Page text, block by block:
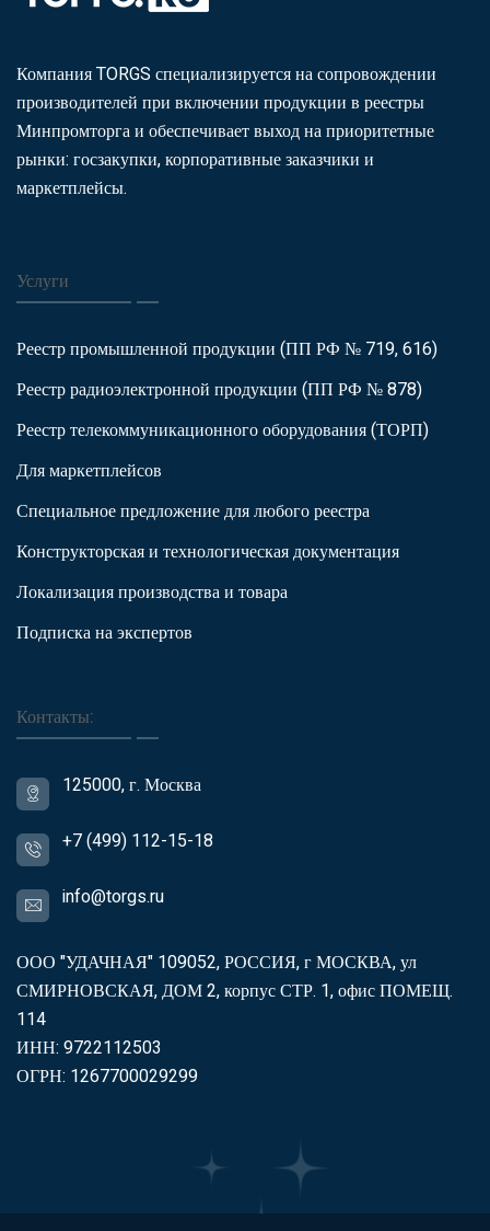
Компания TORGS специализируется на сопровождении
производителей при включении продукции в реестры
Минпромторга и обеспечивает выход на приоритетные
рынки: госзакупки, корпоративные заказчики и
маркетплейсы.
Услуги
Реестр промышленной продукции (ПП РФ № 719, 616)
Реестр радиоэлектронной продукции (ПП РФ № 878)
Реестр телекоммуникационного оборудования (ТОРП)
Для маркетплейсов
Специальное предложение для любого реестра
Конструкторская и технологическая документация
Локализация производства и товара
Подписка на экспертов
Контакты:
125000, г. Москва
+7 (499) 112-15-18
info@torgs.ru
ООО "УДАЧНАЯ" 109052, РОССИЯ, г МОСКВА, ул
СМИРНОВСКАЯ, ДОМ 2, корпус СТР. 1, офис ПОМЕЩ.
114
ИНН: 9722112503
ОГРН: 1267700029299